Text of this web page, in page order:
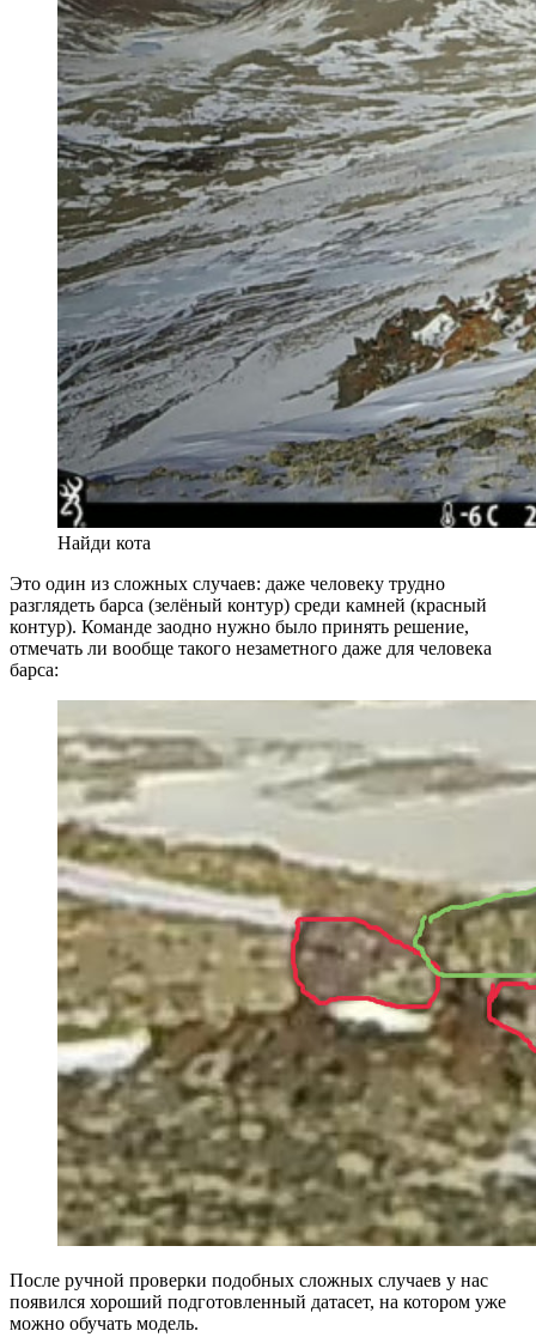
Найди кота
Это один из сложных случаев: даже человеку трудно
разглядеть барса (зелёный контур) среди камней (красный
контур). Команде заодно нужно было принять решение,
отмечать ли вообще такого незаметного даже для человека
барса:
После ручной проверки подобных сложных случаев у нас
появился хороший подготовленный датасет, на котором уже
можно обучать модель.